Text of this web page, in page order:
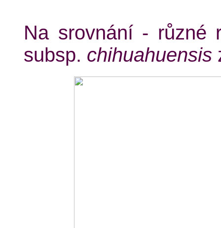
Na srovnání - různé
subsp. chihuahuensis